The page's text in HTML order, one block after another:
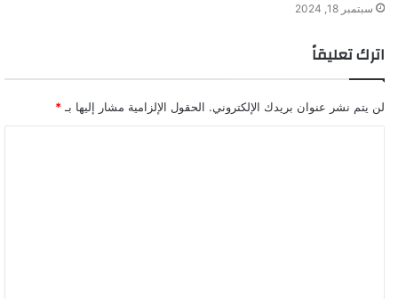
سبتمبر 18, 2024
اترك تعليقاً
لن يتم نشر عنوان بريدك الإلكتروني. الحقول الإلزامية مشار إليها بـ *